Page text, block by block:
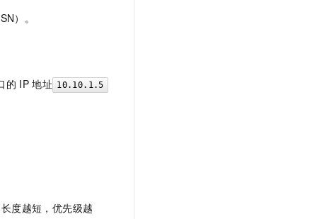
）。
的 IP 地址 10.10.1.5
长度越短，优先级越